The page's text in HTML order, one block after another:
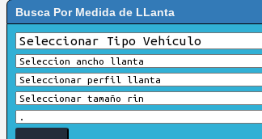
Busca Por Medida de LLanta